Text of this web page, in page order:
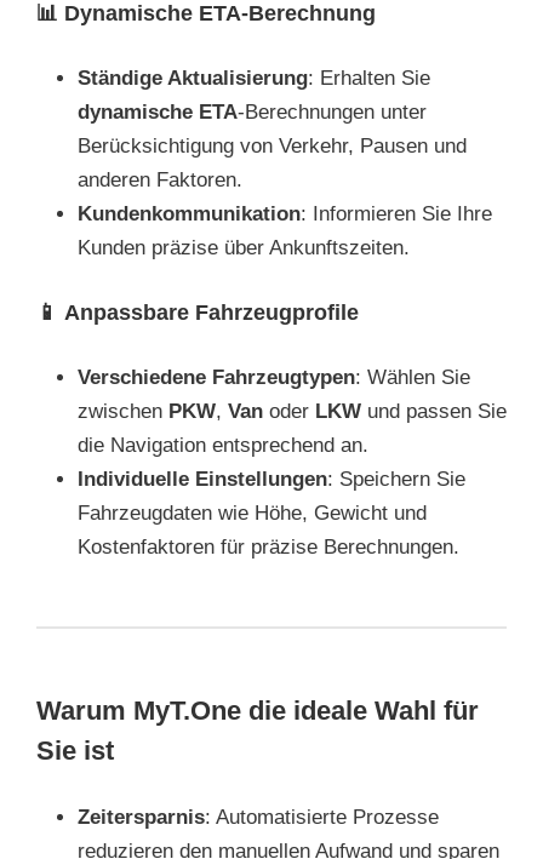
📊 Dynamische ETA-Berechnung
Ständige Aktualisierung: Erhalten Sie
dynamische ETA-Berechnungen unter
Berücksichtigung von Verkehr, Pausen und
anderen Faktoren.
Kundenkommunikation: Informieren Sie Ihre
Kunden präzise über Ankunftszeiten.
📱 Anpassbare Fahrzeugprofile
Verschiedene Fahrzeugtypen: Wählen Sie
zwischen PKW, Van oder LKW und passen Sie
die Navigation entsprechend an.
Individuelle Einstellungen: Speichern Sie
Fahrzeugdaten wie Höhe, Gewicht und
Kostenfaktoren für präzise Berechnungen.
Warum MyT.One die ideale Wahl für
Sie ist
Zeitersparnis: Automatisierte Prozesse
reduzieren den manuellen Aufwand und sparen